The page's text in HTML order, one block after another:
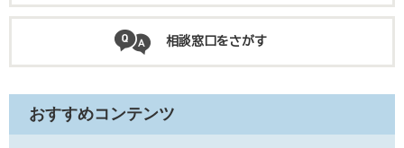
相談窓口をさがす
おすすめコンテンツ